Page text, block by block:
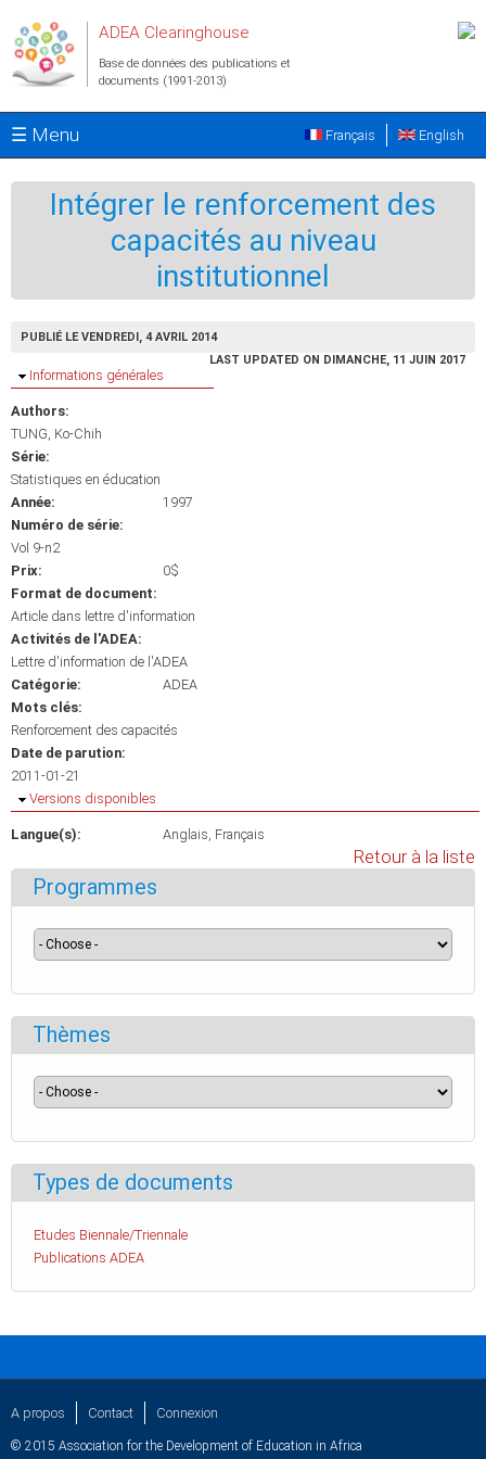
ADEA Clearinghouse
Base de données des publications et
documents (1991-2013)
☰ Menu English
Français
Intégrer le renforcement des
capacités au niveau
institutionnel
PUBLIÉ LE VENDREDI, 4 AVRIL 2014
LAST UPDATED ON DIMANCHE, 11 JUIN 2017
Masquer
Informations générales
Authors:
TUNG, Ko-Chih
Série:
Statistiques en éducation
Année:
1997
Numéro de série:
Vol 9-n2
Prix:
0$
Format de document:
Article dans lettre d'information
Activités de l'ADEA:
Lettre d'information de l'ADEA
Catégorie:
ADEA
Mots clés:
Renforcement des capacités
Date de parution:
2011-01-21
Masquer
Versions disponibles
Langue(s): Anglais Français
Retour à la liste
Programmes
Thèmes
Types de documents
Etudes Biennale/Triennale
Publications ADEA
A propos Contact Connexion
© 2015 Association for the Development of Education in Africa